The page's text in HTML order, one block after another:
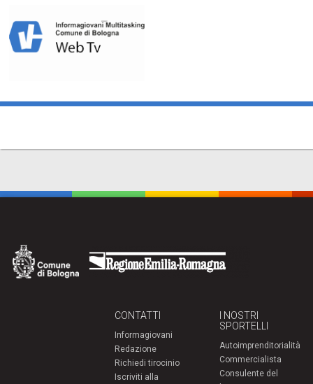
CONTATTI
Informagiovani
Redazione
Richiedi tirocinio
Iscriviti alla
I NOSTRI
SPORTELLI
Autoimprenditorialità
Commercialista
Consulente del